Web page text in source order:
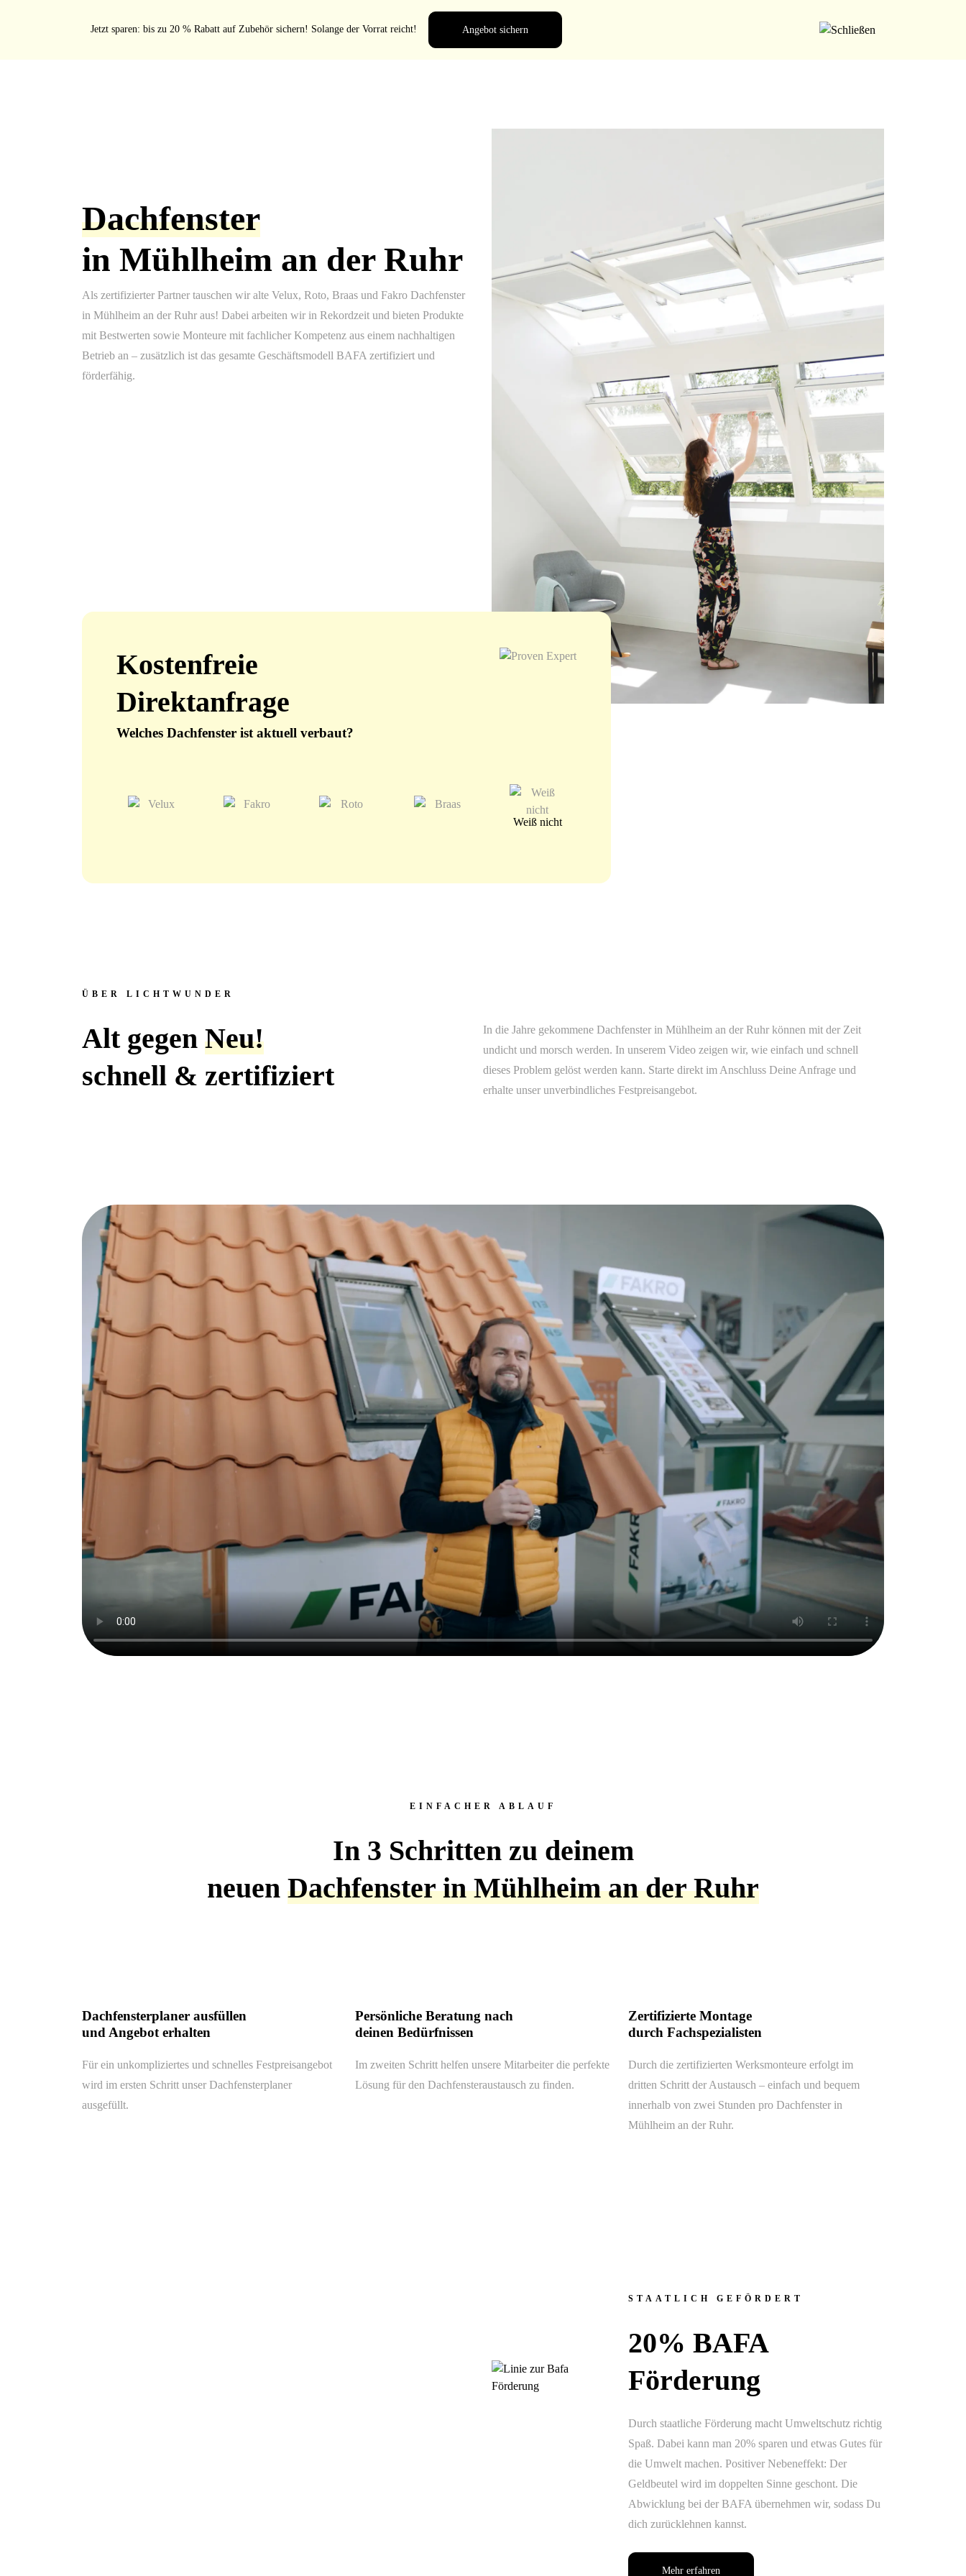
Jetzt sparen: bis zu 20 % Rabatt auf Zubehör sichern! Solange der Vorrat reicht! Angebot sichern
Dachfenster
in Mühlheim an der Ruhr
Als zertifizierter Partner tauschen wir alte Velux, Roto, Braas und Fakro Dachfenster
in Mühlheim an der Ruhr aus! Dabei arbeiten wir in Rekordzeit und bieten Produkte
mit Bestwerten sowie Monteure mit fachlicher Kompetenz aus einem nachhaltigen
Betrieb an – zusätzlich ist das gesamte Geschäftsmodell BAFA zertifiziert und
förderfähig.
Kostenfreie
Direktanfrage
Welches Dachfenster ist aktuell verbaut?
Weiß nicht
ÜBER LICHTWUNDER
Alt gegen Neu!
schnell & zertifiziert
In die Jahre gekommene Dachfenster in Mühlheim an der Ruhr können mit der Zeit
undicht und morsch werden. In unserem Video zeigen wir, wie einfach und schnell
dieses Problem gelöst werden kann. Starte direkt im Anschluss Deine Anfrage und
erhalte unser unverbindliches Festpreisangebot.
EINFACHER ABLAUF
In 3 Schritten zu deinem
neuen Dachfenster in Mühlheim an der Ruhr
Dachfensterplaner ausfüllen
und Angebot erhalten
Für ein unkompliziertes und schnelles Festpreisangebot
wird im ersten Schritt unser Dachfensterplaner
ausgefüllt.
Persönliche Beratung nach
deinen Bedürfnissen
Im zweiten Schritt helfen unsere Mitarbeiter die perfekte
Lösung für den Dachfensteraustausch zu finden.
Zertifizierte Montage
durch Fachspezialisten
Durch die zertifizierten Werksmonteure erfolgt im
dritten Schritt der Austausch – einfach und bequem
innerhalb von zwei Stunden pro Dachfenster in
Mühlheim an der Ruhr.
STAATLICH GEFÖRDERT
20% BAFA
Förderung
Durch staatliche Förderung macht Umweltschutz richtig
Spaß. Dabei kann man 20% sparen und etwas Gutes für
die Umwelt machen. Positiver Nebeneffekt: Der
Geldbeutel wird im doppelten Sinne geschont. Die
Abwicklung bei der BAFA übernehmen wir, sodass Du
dich zurücklehnen kannst.
Mehr erfahren